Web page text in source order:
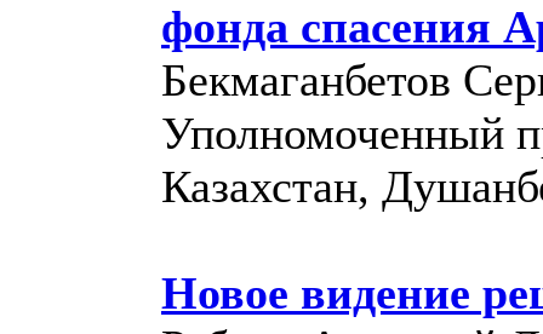
фонда спасения
Бекмаганбетов
Уполномоченный
Казахстан,
Новое видение